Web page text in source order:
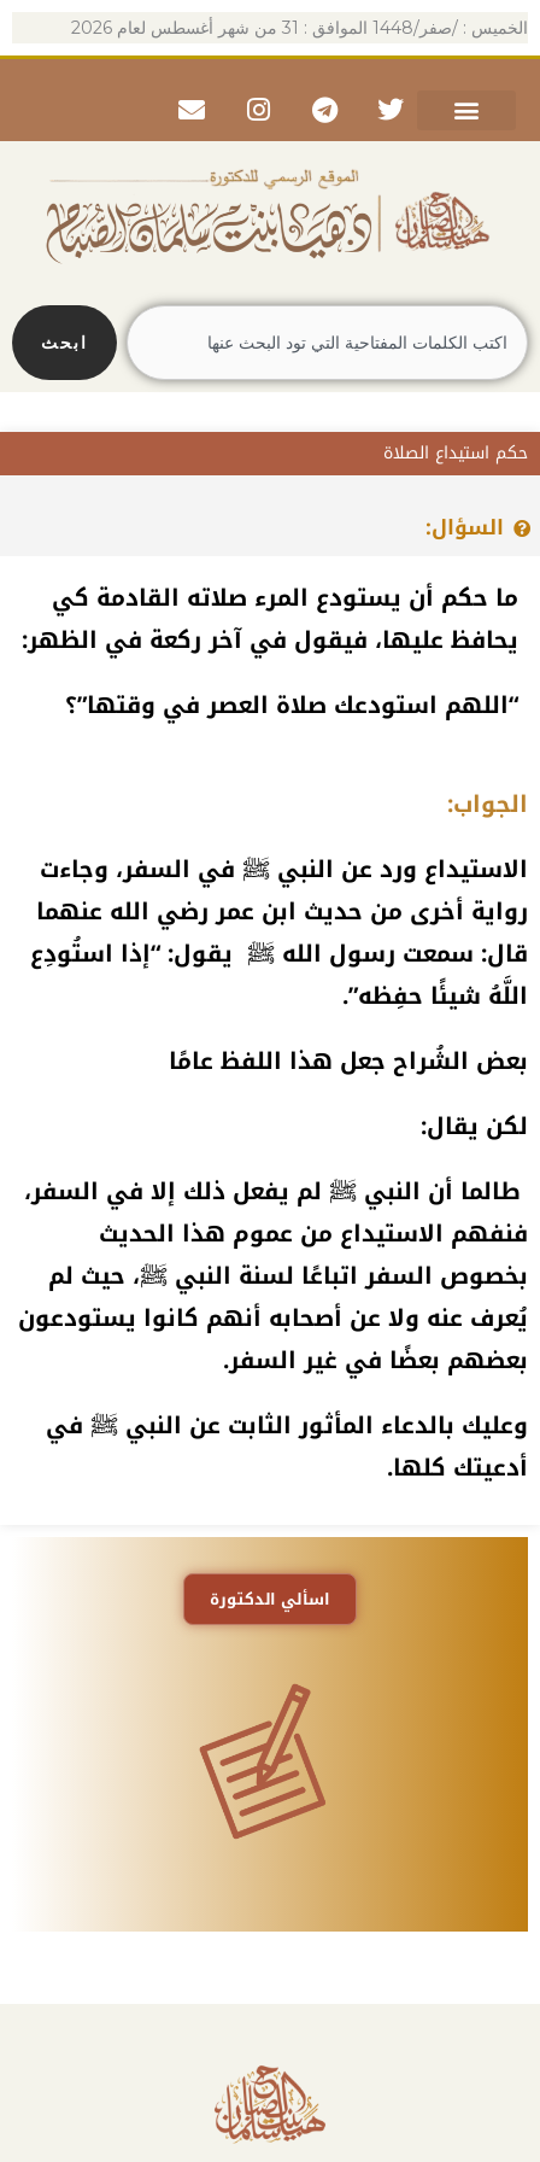
الخميس : /صفر/1448 الموافق : 31 من شهر أغسطس لعام 2026
Twitter
Telegram
Instagram
Envelope
Search
ابحث
حكم استيداع الصلاة
السؤال:
ما حكم أن يستودع المرء صلاته القادمة كي
يحافظ عليها، فيقول في آخر ركعة في الظهر:
“اللهم استودعك صلاة العصر في وقتها”؟
الجواب:
الاستيداع ورد عن النبي ﷺ في السفر، وجاءت
رواية أخرى من حديث ابن عمر رضي الله عنهما
قال: سمعت رسول الله ﷺ يقول: “إذا استُودِع
اللَّهُ شيئًا حفِظه”.
بعض الشُراح جعل هذا اللفظ عامًا
لكن يقال:
طالما أن النبي ﷺ لم يفعل ذلك إلا في السفر،
فنفهم الاستيداع من عموم هذا الحديث
بخصوص السفر اتباعًا لسنة النبي ﷺ، حيث لم
يُعرف عنه ولا عن أصحابه أنهم كانوا يستودعون
بعضهم بعضًا في غير السفر.
وعليك بالدعاء المأثور الثابت عن النبي ﷺ في
أدعيتك كلها.
اسألي الدكتورة